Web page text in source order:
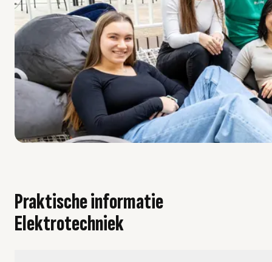
Praktische informatie
Elektrotechniek